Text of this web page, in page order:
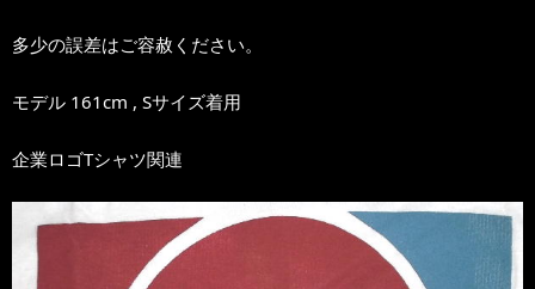
多少の誤差はご容赦ください。
モデル 161cm , Sサイズ着用
企業ロゴTシャツ関連